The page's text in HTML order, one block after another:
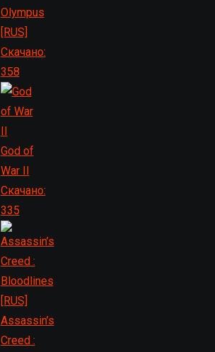
Olympus
[RUS]
Скачано:
358
God of
War II
Скачано:
335
Assassin’s
Creed :